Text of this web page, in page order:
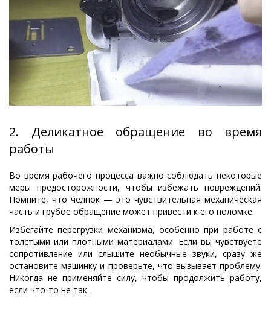
2. Деликатное обращение во время
работы
Во время рабочего процесса важно соблюдать некоторые
меры предосторожности, чтобы избежать повреждений.
Помните, что челнок — это чувствительная механическая
часть и грубое обращение может привести к его поломке.
Избегайте перегрузки механизма, особенно при работе с
толстыми или плотными материалами. Если вы чувствуете
сопротивление или слышите необычные звуки, сразу же
остановите машинку и проверьте, что вызывает проблему.
Никогда не применяйте силу, чтобы продолжить работу,
если что-то не так.